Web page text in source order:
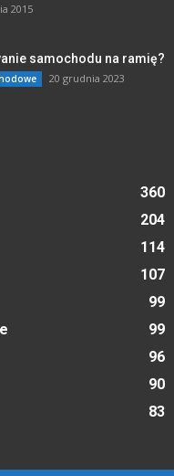
2015
samochodu na ramię?
20 grudnia 2023
360
204
114
107
99
99
96
90
83